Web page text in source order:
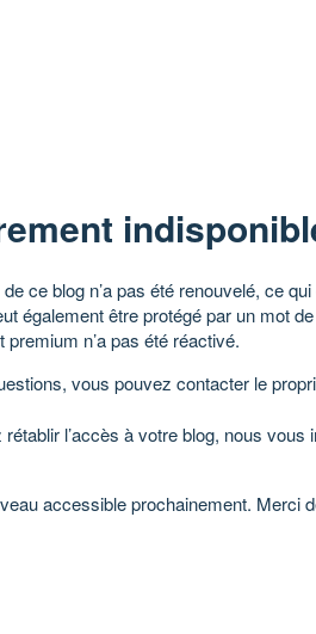
ce blog n’a pas été renouvelé, ce
également être protégé par un mot
n’a pas été réactivé.
vous pouvez contacter le
l’accès à votre blog, nous vous
accessible prochainement. Merci